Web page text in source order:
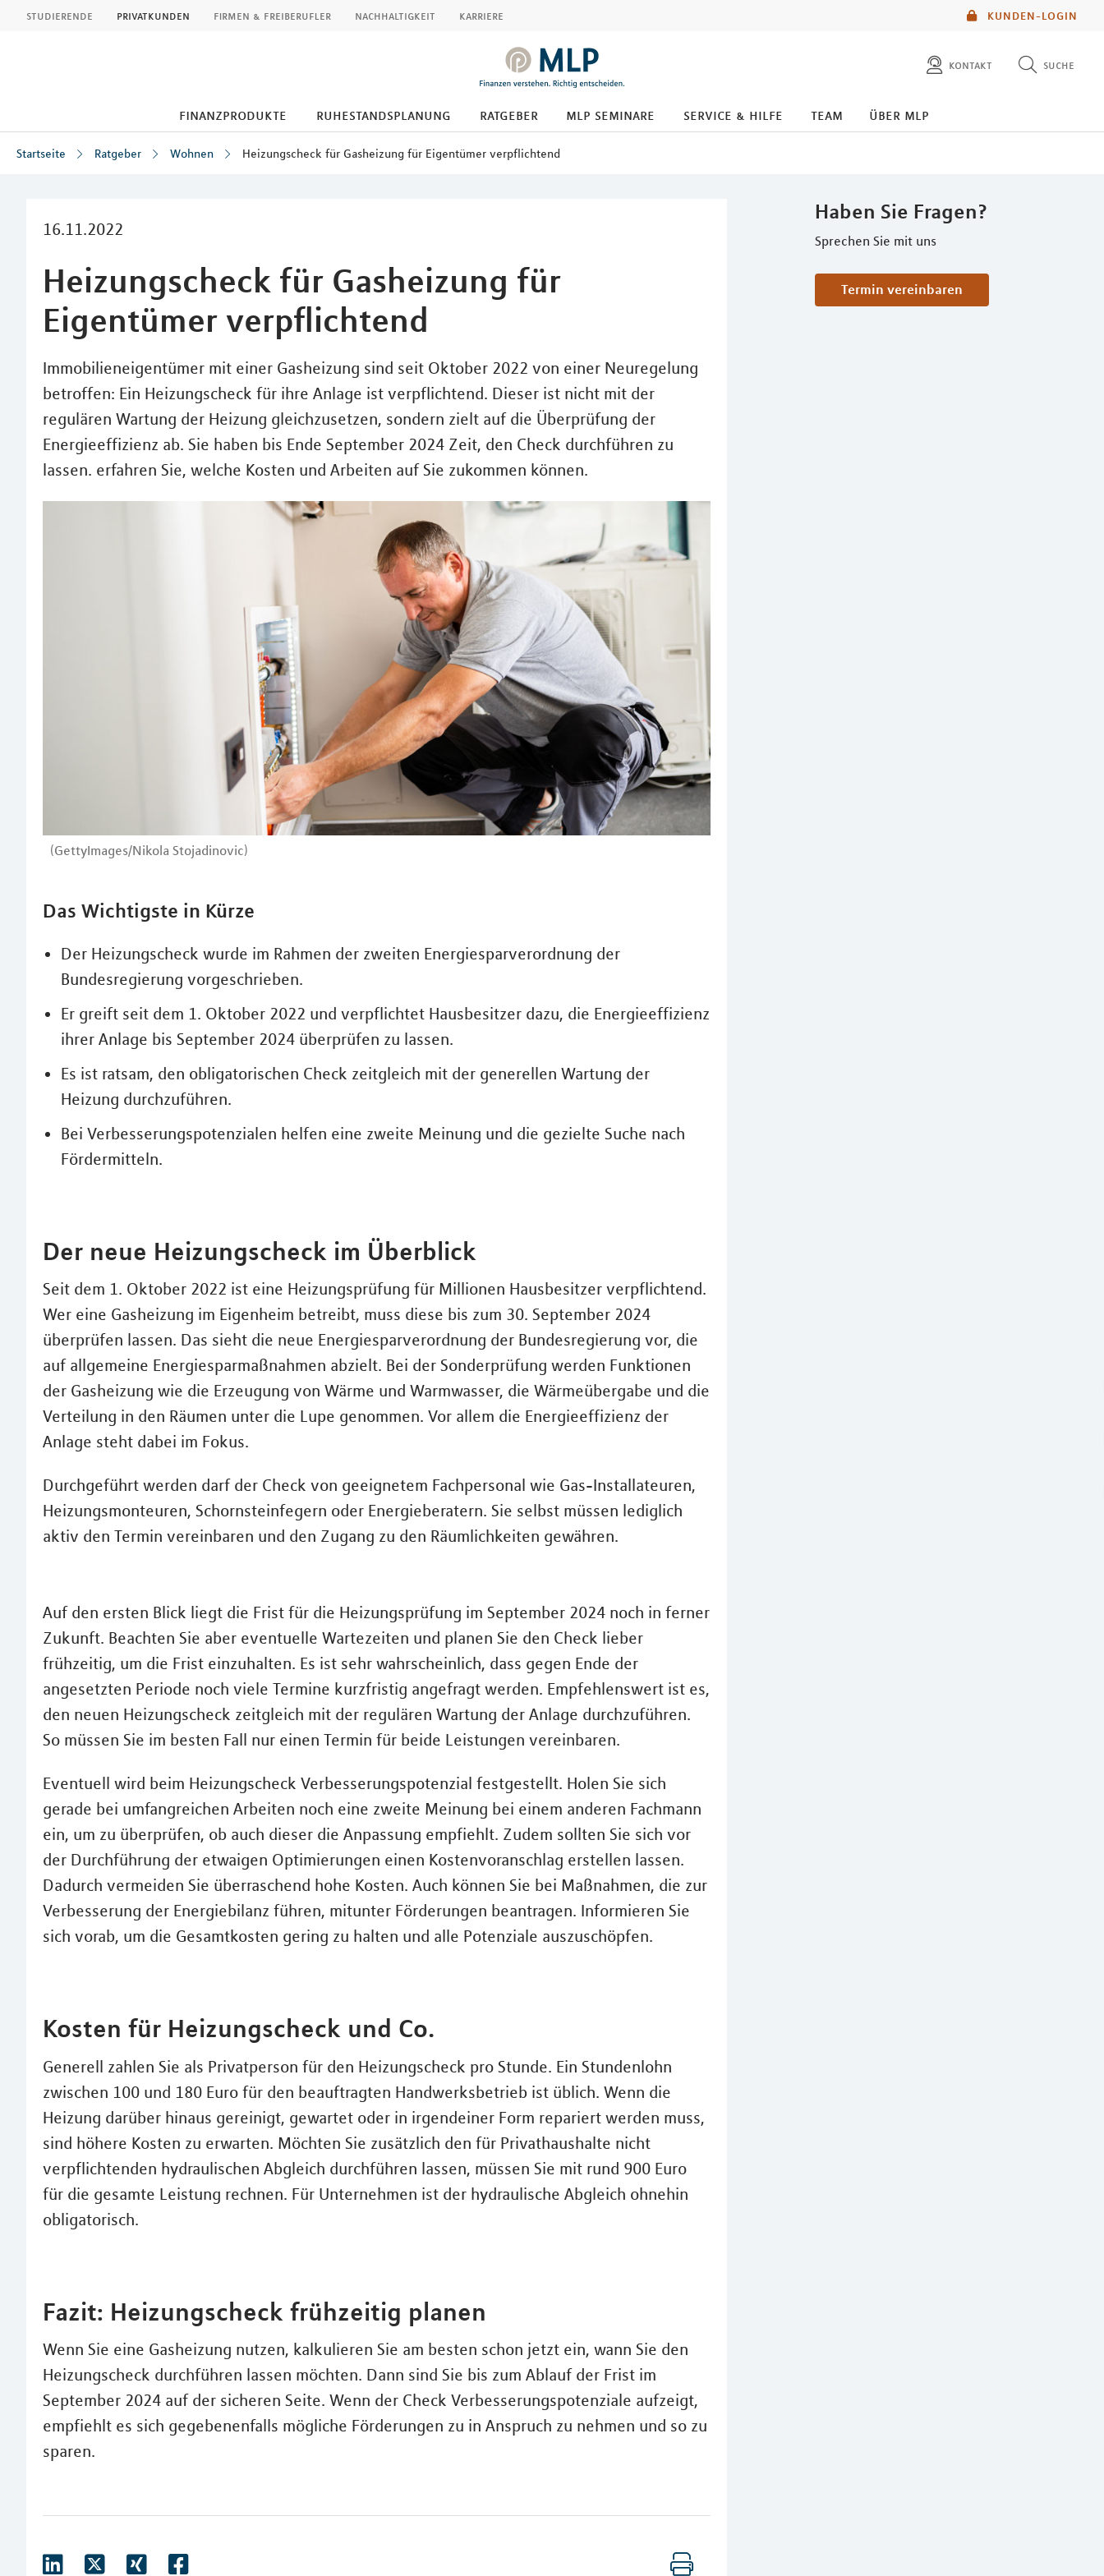
KUNDEN-LOGIN
studierende privatkunden firmen & freiberufler nachhaltigkeit karriere
kontakt suche
diese website durchsuchen
finanzprodukte ruhestandsplanung ratgeber mlp seminare service & hilfe team über mlp
Startseite Ratgeber Wohnen Heizungscheck für Gasheizung für Eigentümer verpflichtend
16.11.2022
Heizungscheck für Gasheizung für
Eigentümer verpflichtend
Immobilieneigentümer mit einer Gasheizung sind seit Oktober 2022 von einer Neuregelung
betroffen: Ein Heizungscheck für ihre Anlage ist verpflichtend. Dieser ist nicht mit der
regulären Wartung der Heizung gleichzusetzen, sondern zielt auf die Überprüfung der
Energieeffizienz ab. Sie haben bis Ende September 2024 Zeit, den Check durchführen zu
lassen. erfahren Sie, welche Kosten und Arbeiten auf Sie zukommen können.
(GettyImages/Nikola Stojadinovic)
Haben Sie Fragen?
Sprechen Sie mit uns
Termin vereinbaren
Das Wichtigste in Kürze
Der Heizungscheck wurde im Rahmen der zweiten Energiesparverordnung der
Bundesregierung vorgeschrieben.
Er greift seit dem 1. Oktober 2022 und verpflichtet Hausbesitzer dazu, die Energieeffizienz
ihrer Anlage bis September 2024 überprüfen zu lassen.
Es ist ratsam, den obligatorischen Check zeitgleich mit der generellen Wartung der
Heizung durchzuführen.
Bei Verbesserungspotenzialen helfen eine zweite Meinung und die gezielte Suche nach
Fördermitteln.
Der neue Heizungscheck im Überblick
Seit dem 1. Oktober 2022 ist eine Heizungsprüfung für Millionen Hausbesitzer verpflichtend.
Wer eine Gasheizung im Eigenheim betreibt, muss diese bis zum 30. September 2024
überprüfen lassen. Das sieht die neue Energiesparverordnung der Bundesregierung vor, die
auf allgemeine Energiesparmaßnahmen abzielt. Bei der Sonderprüfung werden Funktionen
der Gasheizung wie die Erzeugung von Wärme und Warmwasser, die Wärmeübergabe und die
Verteilung in den Räumen unter die Lupe genommen. Vor allem die Energieeffizienz der
Anlage steht dabei im Fokus.
Durchgeführt werden darf der Check von geeignetem Fachpersonal wie Gas-Installateuren,
Heizungsmonteuren, Schornsteinfegern oder Energieberatern. Sie selbst müssen lediglich
aktiv den Termin vereinbaren und den Zugang zu den Räumlichkeiten gewähren.
Auf den ersten Blick liegt die Frist für die Heizungsprüfung im September 2024 noch in ferner
Zukunft. Beachten Sie aber eventuelle Wartezeiten und planen Sie den Check lieber
frühzeitig, um die Frist einzuhalten. Es ist sehr wahrscheinlich, dass gegen Ende der
angesetzten Periode noch viele Termine kurzfristig angefragt werden. Empfehlenswert ist es,
den neuen Heizungscheck zeitgleich mit der regulären Wartung der Anlage durchzuführen.
So müssen Sie im besten Fall nur einen Termin für beide Leistungen vereinbaren.
Eventuell wird beim Heizungscheck Verbesserungspotenzial festgestellt. Holen Sie sich
gerade bei umfangreichen Arbeiten noch eine zweite Meinung bei einem anderen Fachmann
ein, um zu überprüfen, ob auch dieser die Anpassung empfiehlt. Zudem sollten Sie sich vor
der Durchführung der etwaigen Optimierungen einen Kostenvoranschlag erstellen lassen.
Dadurch vermeiden Sie überraschend hohe Kosten. Auch können Sie bei Maßnahmen, die zur
Verbesserung der Energiebilanz führen, mitunter Förderungen beantragen. Informieren Sie
sich vorab, um die Gesamtkosten gering zu halten und alle Potenziale auszuschöpfen.
Kosten für Heizungscheck und Co.
Generell zahlen Sie als Privatperson für den Heizungscheck pro Stunde. Ein Stundenlohn
zwischen 100 und 180 Euro für den beauftragten Handwerksbetrieb ist üblich. Wenn die
Heizung darüber hinaus gereinigt, gewartet oder in irgendeiner Form repariert werden muss,
sind höhere Kosten zu erwarten. Möchten Sie zusätzlich den für Privathaushalte nicht
verpflichtenden hydraulischen Abgleich durchführen lassen, müssen Sie mit rund 900 Euro
für die gesamte Leistung rechnen. Für Unternehmen ist der hydraulische Abgleich ohnehin
obligatorisch.
Fazit: Heizungscheck frühzeitig planen
Wenn Sie eine Gasheizung nutzen, kalkulieren Sie am besten schon jetzt ein, wann Sie den
Heizungscheck durchführen lassen möchten. Dann sind Sie bis zum Ablauf der Frist im
September 2024 auf der sicheren Seite. Wenn der Check Verbesserungspotenziale aufzeigt,
empfiehlt es sich gegebenenfalls mögliche Förderungen zu in Anspruch zu nehmen und so zu
sparen.